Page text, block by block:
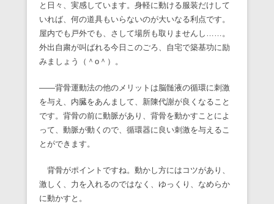
と日々、実感しています。身軽に動ける服装だけして
いれば、何の道具もいらないのが大いなる利点です。
屋内でも戸外でも、さして場所も取りませんし……。
外出自粛が叫ばれる今日このごろ、自宅で築基功に励
みましょう（＾o＾）。
――背骨運動法の他のメリットは脳髄液の循環に刺激
を与え、内臓をあんまして、新陳代謝が良くなること
です。背骨の前に動脈があり、背骨を動かすことによ
って、動脈が動くので、循環器に良い刺激を与えるこ
とができます。
背骨がポイントですね。動かし方にはコツがあり、
激しく、力を入れるのではなく、ゆっくり、なめらか
に動かすと。